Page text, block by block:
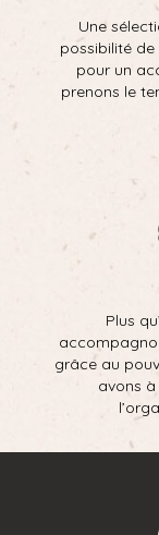
Une
possibilité
pour un
prenons le
Plus
grâce au
avons